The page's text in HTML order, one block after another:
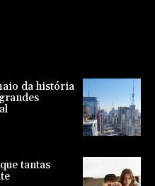
da história
tantas